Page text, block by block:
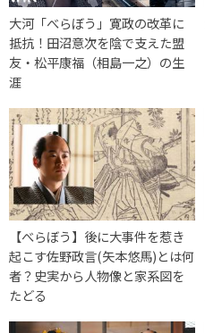
大河「べらぼう」寛政の改革に
抵抗！田沼意次を陰で支えた盟
友・松平康福（相島一之）の生
涯
【べらぼう】後に大事件を惹き
起こす佐野政言(矢本悠馬)とは何
者？史実から人物像と家系図を
たどる